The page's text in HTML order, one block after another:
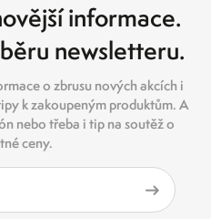
informace.
newsletteru.
o zbrusu nových akcích i
k zakoupeným produktům. A
nebo třeba i tip na soutěž o
ceny.